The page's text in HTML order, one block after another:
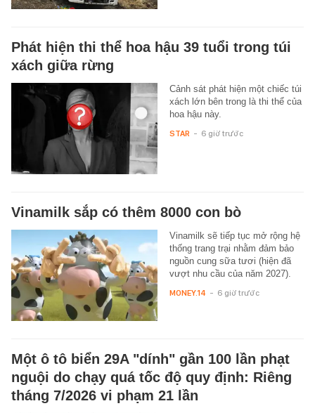
Phát hiện thi thể hoa hậu 39 tuổi trong túi
xách giữa rừng
Cảnh sát phát hiện một chiếc túi
xách lớn bên trong là thi thể của
hoa hậu này.
STAR - 6 giờ trước
Vinamilk sắp có thêm 8000 con bò
Vinamilk sẽ tiếp tục mở rộng hệ
thống trang trại nhằm đảm bảo
nguồn cung sữa tươi (hiện đã
vượt nhu cầu của năm 2027).
MONEY.14 - 6 giờ trước
Một ô tô biển 29A "dính" gần 100 lần phạt
nguội do chạy quá tốc độ quy định: Riêng
tháng 7/2026 vi phạm 21 lần